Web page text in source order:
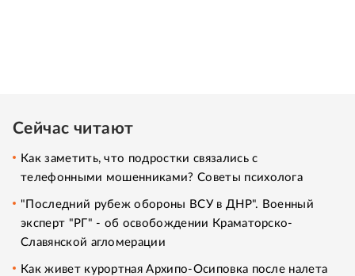
Сейчас читают
Как заметить, что подростки связались с
телефонными мошенниками? Советы психолога
"Последний рубеж обороны ВСУ в ДНР". Военный
эксперт "РГ" - об освобождении Краматорско-
Славянской агломерации
Как живет курортная Архипо-Осиповка после налета